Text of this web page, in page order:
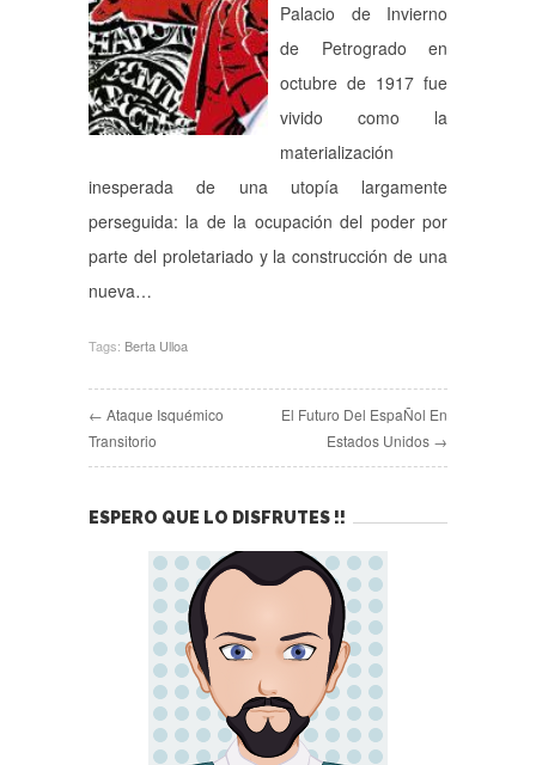
Palacio de Invierno
de Petrogrado en
octubre de 1917 fue
vivido como la
materialización
inesperada de una utopía largamente
perseguida: la de la ocupación del poder por
parte del proletariado y la construcción de una
nueva…
Tags: Berta Ulloa
← Ataque Isquémico
Transitorio
El Futuro Del EspaÑol En
Estados Unidos →
ESPERO QUE LO DISFRUTES !!